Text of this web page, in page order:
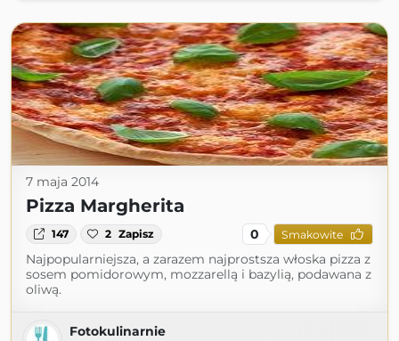
7 maja 2014
Pizza Margherita
147 2 Zapisz 0 Smakowite
Najpopularniejsza, a zarazem najprostsza włoska pizza z
sosem pomidorowym, mozzarellą i bazylią, podawana z
oliwą.
Fotokulinarnie